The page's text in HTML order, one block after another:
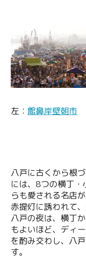
左： 館鼻岸壁朝市
八戸に古くから根
には、8つの横丁
らも愛される名店
赤提灯に誘われて
八戸の夜は、横丁
もよいほど、ディ
を酌み交わし、八
す。